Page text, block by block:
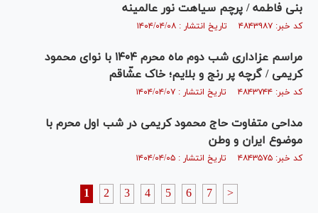
بنی فاطمه / پرچم سیاهت نور عالمینه
کد خبر: ۴۸۴۳۹۸۷ تاریخ انتشار : ۱۴۰۴/۰۴/۰۸
مراسم عزاداری شب دوم ماه محرم ۱۴۰۴ با نوای محمود
کریمی / گرچه پر رنج و بلایم؛ خاک عشّاقم
کد خبر: ۴۸۴۳۷۴۴ تاریخ انتشار : ۱۴۰۴/۰۴/۰۷
مداحی متفاوت حاج محمود کریمی در شب اول محرم با
موضوع ایران و وطن
کد خبر: ۴۸۴۳۵۷۵ تاریخ انتشار : ۱۴۰۴/۰۴/۰۵
1 2 3 4 5 6 7 >